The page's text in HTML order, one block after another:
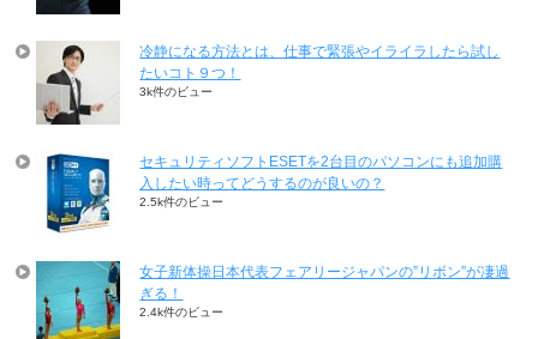
冷静になる方法とは、仕事で緊張やイライラしたら試し
たいコト９つ！
3k件のビュー
セキュリティソフトESETを2台目のパソコンにも追加購
入したい時ってどうするのが良いの？
2.5k件のビュー
女子新体操日本代表フェアリージャパンの”リボン”が凄過
ぎる！
2.4k件のビュー